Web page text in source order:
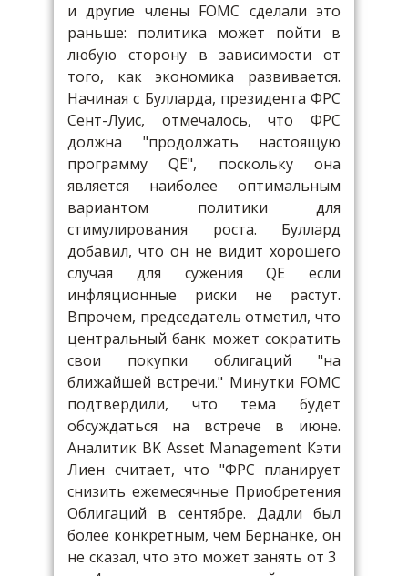
и другие члены FOMC сделали это
раньше: политика может пойти в
любую сторону в зависимости от
того, как экономика развивается.
Начиная с Булларда, президента ФРС
Сент-Луис, отмечалось, что ФРС
должна "продолжать настоящую
программу QE", поскольку она
является наиболее оптимальным
вариантом политики для
стимулирования роста. Буллард
добавил, что он не видит хорошего
случая для сужения QE если
инфляционные риски не растут.
Впрочем, председатель отметил, что
центральный банк может сократить
свои покупки облигаций "на
ближайшей встречи." Минутки FOMC
подтвердили, что тема будет
обсуждаться на встрече в июне.
Аналитик BK Asset Management Кэти
Лиен считает, что "ФРС планирует
снизить ежемесячные Приобретения
Облигаций в сентябре. Дадли был
более конкретным, чем Бернанке, он
не сказал, что это может занять от 3 ​​